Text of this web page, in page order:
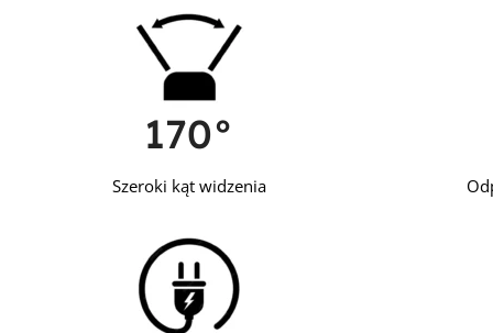
170°
Szeroki kąt widzenia